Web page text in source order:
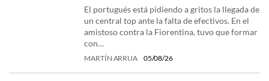
El portugués está pidiendo a gritos la llegada de
un central top ante la falta de efectivos. En el
amistoso contra la Fiorentina, tuvo que formar
con…
MARTÍN ARRUA 05/08/26